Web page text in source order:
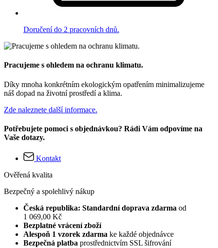
Doručení do 2 pracovních dnů.
Pracujeme s ohledem na ochranu klimatu.
Díky mnoha konkrétním ekologickým opatřením minimalizujeme
náš dopad na životní prostředí a klima.
Zde naleznete další informace.
Potřebujete pomoci s objednávkou? Rádi Vám odpovíme na
Vaše dotazy.
Kontakt
Ověřená kvalita
Bezpečný a spolehlivý nákup
Česká republika: Standardní doprava zdarma od
1 069,00 Kč
Bezplatné vrácení zboží
Alespoň 1 vzorek zdarma ke každé objednávce
Bezpečná platba prostřednictvím SSL šifrování